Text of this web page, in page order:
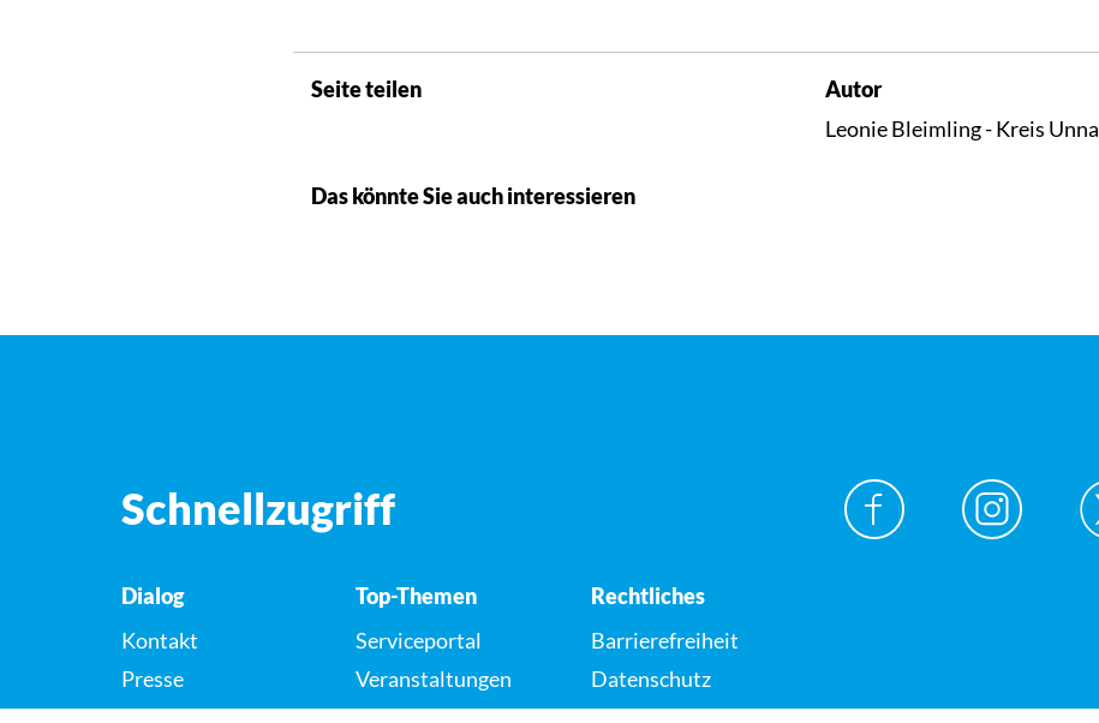
Seite teilen
Autor
Leonie Bleimling - Kreis Unna
Das könnte Sie auch interessieren
Schnellzugriff
Dialog
Kontakt
Presse
Top-Themen
Serviceportal
Veranstaltungen
Karriere
Rechtliches
Barrierefreiheit
Datenschutz
Impressum